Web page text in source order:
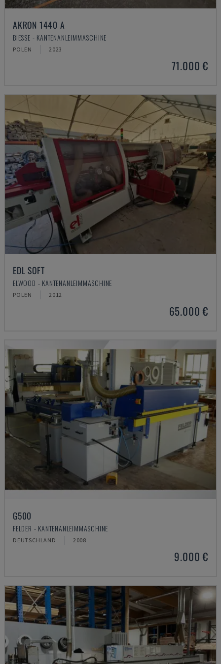
AKRON 1440 A
BIESSE - KANTENANLEIMMASCHINE
POLEN 2023
71.000 €
EDL SOFT
ELWOOD - KANTENANLEIMMASCHINE
POLEN 2012
65.000 €
G500
FELDER - KANTENANLEIMMASCHINE
DEUTSCHLAND 2008
9.000 €